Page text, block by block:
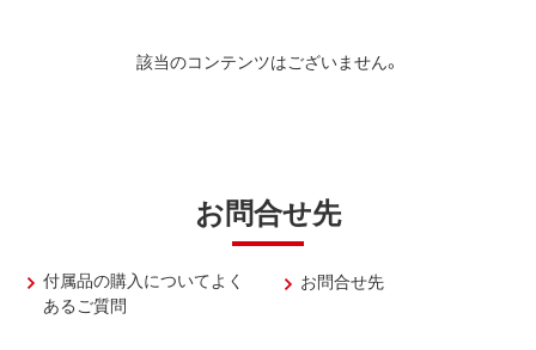
該当のコンテンツはございません。
お問合せ先
付属品の購入についてよく
あるご質問
お問合せ先